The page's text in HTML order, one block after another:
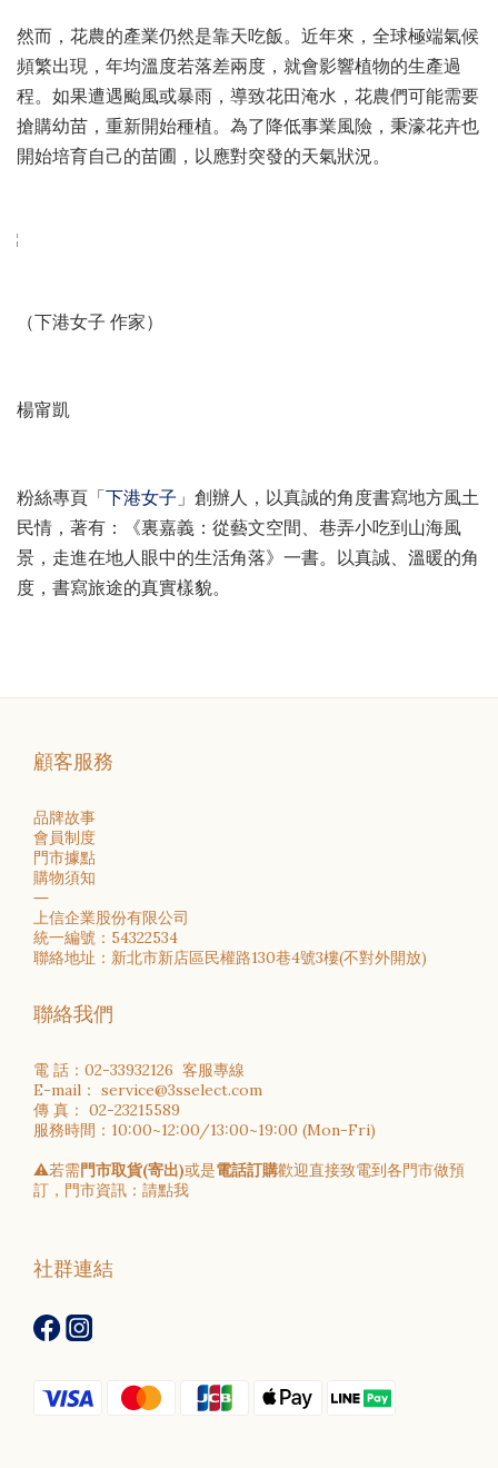
然而，花農的產業仍然是靠天吃飯。近年來，全球極端氣候
頻繁出現，年均溫度若落差兩度，就會影響植物的生產過
程。如果遭遇颱風或暴雨，導致花田淹水，花農們可能需要
搶購幼苗，重新開始種植。為了降低事業風險，秉濠花卉也
開始培育自己的苗圃，以應對突發的天氣狀況。
（下港女子 作家）
楊甯凱
粉絲專頁「下港女子 」創辦人，以真誠的角度書寫地方風土
民情，著有：《裏嘉義：從藝文空間、巷弄小吃到山海風
景，走進在地人眼中的生活角落》一書。以真誠、溫暖的角
度，書寫旅途的真實樣貌。
顧客服務
品牌故事
會員制度
門市據點
購物須知
―
上信企業股份有限公司
統一編號：54322534
聯絡地址：新北市新店區民權路130巷4號3樓(不對外開放)
聯絡我們
電 話：02-33932126 客服專線
E-mail： service@3sselect.com
傳 真： 02-23215589
服務時間：10:00~12:00/13:00~19:00 (Mon-Fri)
⚠️若需門市取貨(寄出)或是電話訂購歡迎直接致電到各門市做預
訂，門市資訊： 請點我
社群連結